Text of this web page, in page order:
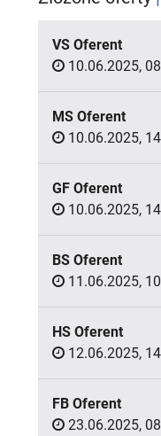
VS Oferent
10.06.2025,
MS Oferent
10.06.2025,
GF Oferent
10.06.2025,
BS Oferent
11.06.2025,
HS Oferent
12.06.2025,
FB Oferent
23.06.2025,